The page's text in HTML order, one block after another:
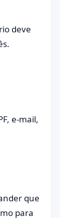
deve
e-mail,
que
para